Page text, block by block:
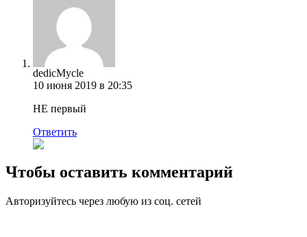
dedicMycle
10 июня 2019 в 20:35
НЕ первый
Ответить
Чтобы оставить комментарий
Авторизуйтесь через любую из соц. сетей